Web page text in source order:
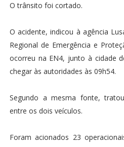
O trânsito foi cortado.
O acidente, indicou à agência
Regional de Emergência e
ocorreu na EN4, junto à cidade
chegar às autoridades às 09h54.
Segundo a mesma fonte,
entre os dois veículos.
Foram acionados 23